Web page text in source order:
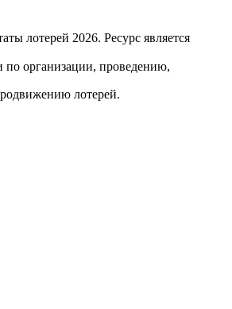
лотерей 2026. Ресурс является
по организации, проведению,
лотерей.